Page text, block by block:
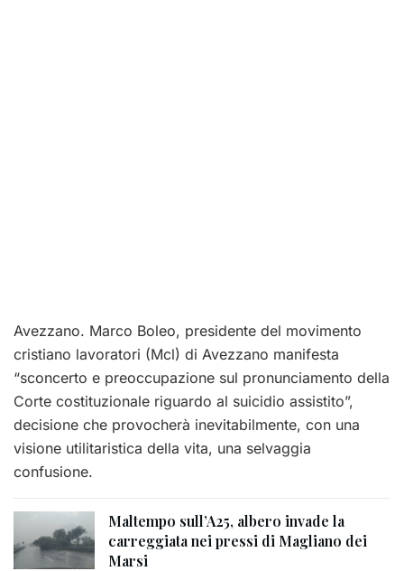
Avezzano. Marco Boleo, presidente del movimento
cristiano lavoratori (Mcl) di Avezzano manifesta
“sconcerto e preoccupazione sul pronunciamento della
Corte costituzionale riguardo al suicidio assistito”,
decisione che provocherà inevitabilmente, con una
visione utilitaristica della vita, una selvaggia
confusione.
Maltempo sull’A25, albero invade la
carreggiata nei pressi di Magliano dei
Marsi